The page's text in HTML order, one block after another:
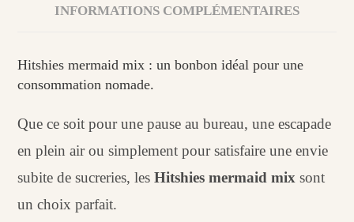
INFORMATIONS COMPLÉMENTAIRES
Hitshies mermaid mix : un bonbon idéal pour une
consommation nomade.
Que ce soit pour une pause au bureau, une escapade
en plein air ou simplement pour satisfaire une envie
subite de sucreries, lesHitshies mermaid mix sont
un choix parfait.